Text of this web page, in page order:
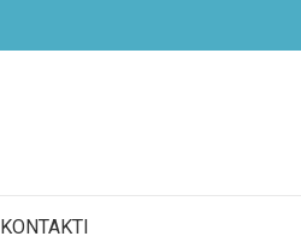
KONTAKTI